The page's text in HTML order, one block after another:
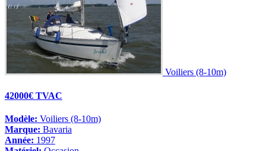
Voiliers (8-10m)
42000€ TVAC
Modèle: Voiliers (8-10m)
Marque: Bavaria
Année: 1997